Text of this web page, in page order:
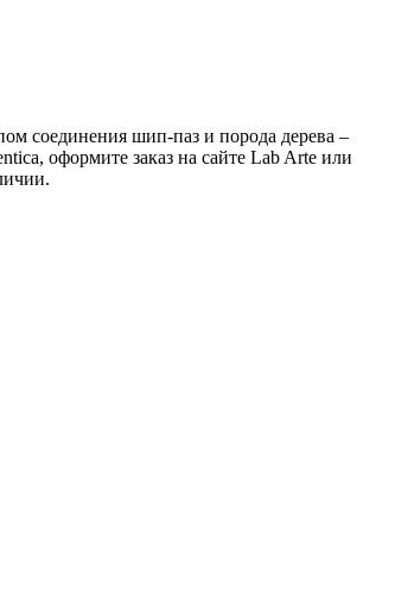
соединения шип-паз и порода дерева –
оформите заказ на сайте Lab Arte или